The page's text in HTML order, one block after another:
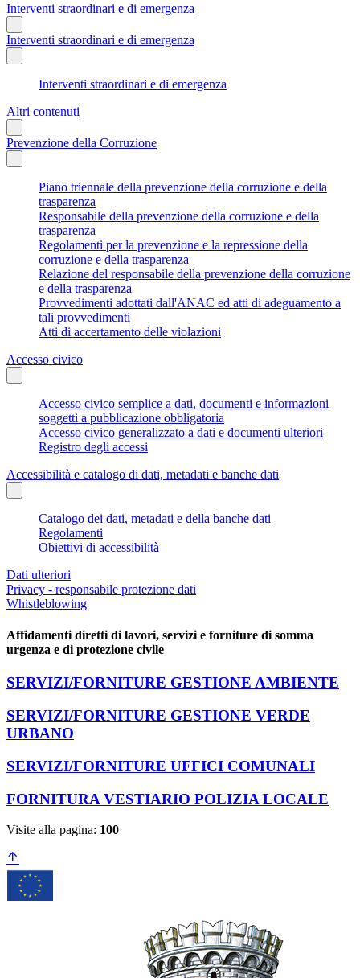
Interventi straordinari e di emergenza
Interventi straordinari e di emergenza
Interventi straordinari e di emergenza
Altri contenuti
Prevenzione della Corruzione
Piano triennale della prevenzione della corruzione e della
trasparenza
Responsabile della prevenzione della corruzione e della
trasparenza
Regolamenti per la prevenzione e la repressione della
corruzione e della trasparenza
Relazione del responsabile della prevenzione della corruzione
e della trasparenza
Provvedimenti adottati dall'ANAC ed atti di adeguamento a
tali provvedimenti
Atti di accertamento delle violazioni
Accesso civico
Accesso civico semplice a dati, documenti e informazioni
soggetti a pubblicazione obbligatoria
Accesso civico generalizzato a dati e documenti ulteriori
Registro degli accessi
Accessibilità e catalogo di dati, metadati e banche dati
Catalogo dei dati, metadati e della banche dati
Regolamenti
Obiettivi di accessibilità
Dati ulteriori
Privacy - responsabile protezione dati
Whistleblowing
Affidamenti diretti di lavori, servizi e forniture di somma
urgenza e di protezione civile
SERVIZI/FORNITURE GESTIONE AMBIENTE
SERVIZI/FORNITURE GESTIONE VERDE
URBANO
SERVIZI/FORNITURE UFFICI COMUNALI
FORNITURA VESTIARIO POLIZIA LOCALE
Visite alla pagina: 100